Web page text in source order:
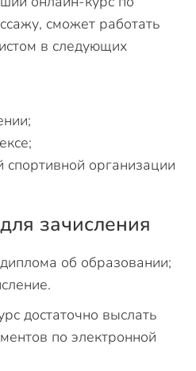
сможет работать
в следующих
организации
зачисления
об образовании;
достаточно выслать
по электронной